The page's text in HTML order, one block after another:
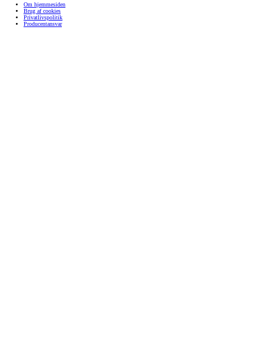
Om hjemmesiden
Brug af cookies
Privatlivspolitik
Producentansvar